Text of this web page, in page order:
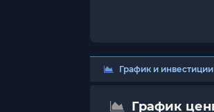
График и инвестиции
График